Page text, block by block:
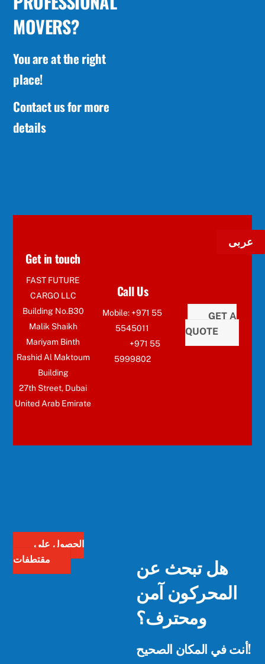
MOVERS?
You are at the right
place!
Contact us for more
details
Get in touch
FAST FUTURE
CARGO LLC
Building No.B30
Malik Shaikh
Mariyam Binth
Rashid Al Maktoum
Building
27th Street, Dubai
United Arab Emirate
Call Us
Mobile: +971 55
5545011
+971 55
5999802
GET A
QUOTE
الحصول على
مقتطفات
هل تبحث عن
المحركون آمن
ومحترف؟
أنت في المكان الصحيح!
عربى